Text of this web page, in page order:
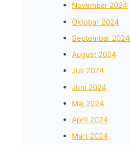
Novembar 2024
Oktobar 2024
Septembar 2024
August 2024
Juli 2024
Juni 2024
Maj 2024
April 2024
Mart 2024